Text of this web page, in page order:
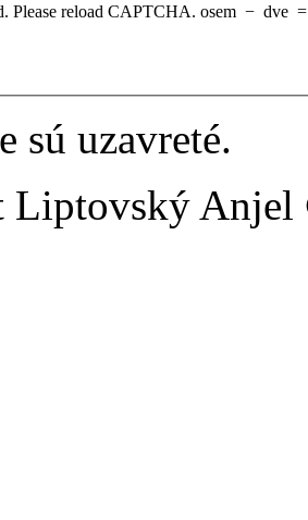
Please reload CAPTCHA. osem − dve
sú uzavreté.
Liptovský Anjel